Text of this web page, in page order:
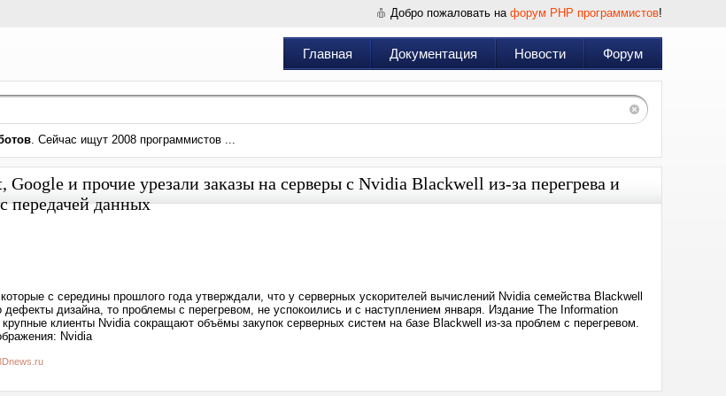
Добро пожаловать на форум PHP программистов!
Главная Документация Новости Форум
. Сейчас ищут 2008 программистов ...
Google и прочие урезали заказы на серверы с Nvidia Blackwell из-за перегрева и
передачей данных
с середины прошлого года утверждали, что у серверных ускорителей вычислений Nvidia семейства Blackwell
дефекты дизайна, то проблемы с перегревом, не успокоились и с наступлением января. Издание The Information
крупные клиенты Nvidia сокращают объёмы закупок серверных систем на базе Blackwell из-за проблем с перегревом.
Nvidia